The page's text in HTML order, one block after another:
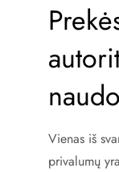
Vienas iš
privalumų